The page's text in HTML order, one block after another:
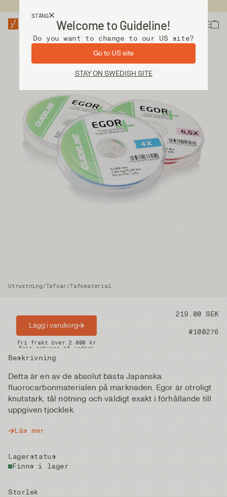
STÄNG
Welcome to Guideline!
Do you want to change to our US site?
Go to US site
STAY ON SWEDISH SITE
Utrustning/Tafsar/Tafsmaterial
Pris 219.00 SEK
Artikelnummer #100276
Beskrivning
Detta är en av de absolut bästa Japanska
fluorocarbonmaterialen på marknaden. Egor är otroligt
knutstark, tål nötning och väldigt exakt i förhållande till
uppgiven tjocklek.
Läs mer
Lagerstatus
Finns i lager
Storlek
Lägg i varukorg
Snabba leveranser
Fri frakt över 2.000 kr
Fria returer på vadare